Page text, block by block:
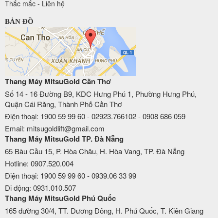
Thắc mắc - Liên hệ
BẢN ĐỒ
Thang Máy MitsuGold Cần Thơ
Số 14 - 16 Đường B9, KDC Hưng Phú 1, Phường Hưng Phú,
Quận Cái Răng, Thành Phố Cần Thơ
Điện thoại: 1900 59 99 60 - 02923.766102 - 0908 686 059
Email: mitsugoldlift@gmail.com
Thang Máy MitsuGold TP. Đà Nẵng
65 Bàu Cầu 15, P. Hòa Châu, H. Hòa Vang, TP. Đà Nẵng
Hotline: 0907.520.004
Điện thoại: 1900 59 99 60 - 0939.06 33 99
Di động: 0931.010.507
Thang Máy MitsuGold Phú Quốc
165 đường 30/4, TT. Dương Đông, H. Phú Quốc, T. Kiên Giang